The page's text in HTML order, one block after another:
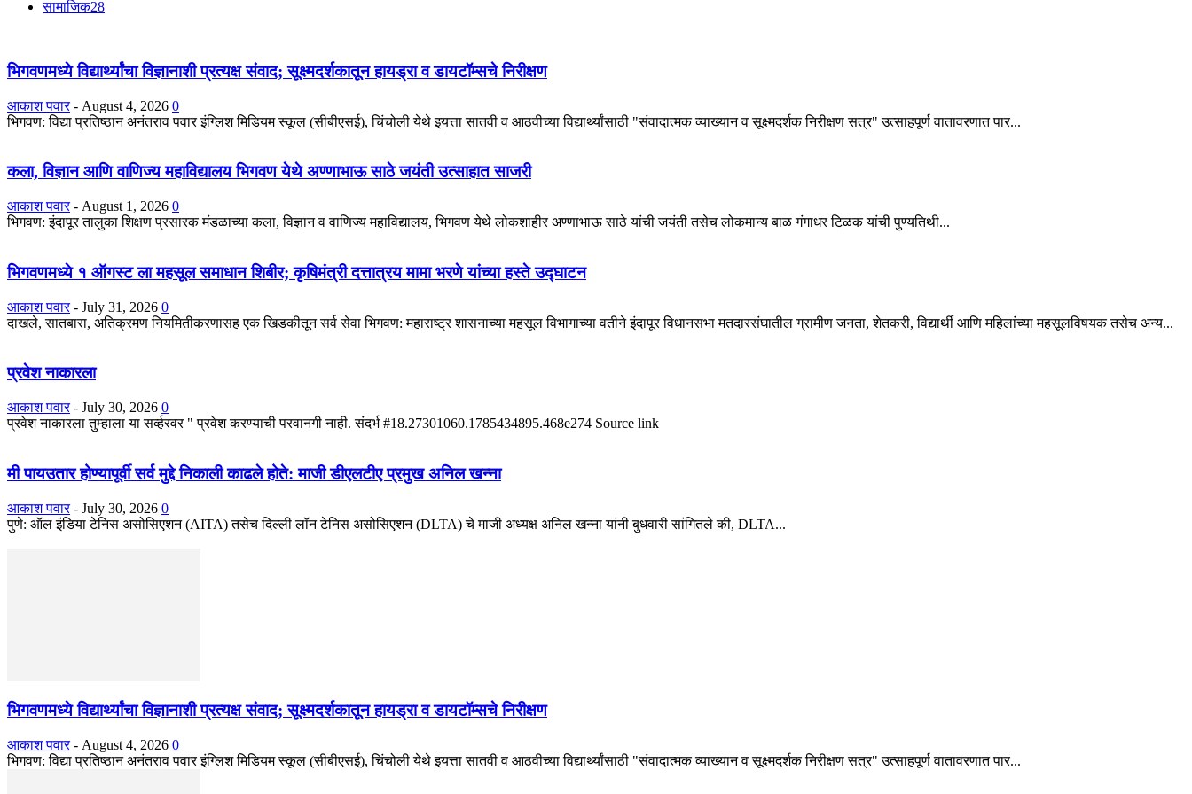
सामाजिक28
भिगवणमध्ये विद्यार्थ्यांचा विज्ञानाशी प्रत्यक्ष संवाद; सूक्ष्मदर्शकातून हायड्रा व डायटॉम्सचे निरीक्षण
आकाश पवार - August 4, 2026 0
भिगवण: विद्या प्रतिष्ठान अनंतराव पवार इंग्लिश मिडियम स्कूल (सीबीएसई), चिंचोली येथे इयत्ता सातवी व आठवीच्या विद्यार्थ्यांसाठी "संवादात्मक व्याख्यान व सूक्ष्मदर्शक निरीक्षण सत्र" उत्साहपूर्ण वातावरणात पार...
कला, विज्ञान आणि वाणिज्य महाविद्यालय भिगवण येथे अण्णाभाऊ साठे जयंती उत्साहात साजरी
आकाश पवार - August 1, 2026 0
भिगवण: इंदापूर तालुका शिक्षण प्रसारक मंडळाच्या कला, विज्ञान व वाणिज्य महाविद्यालय, भिगवण येथे लोकशाहीर अण्णाभाऊ साठे यांची जयंती तसेच लोकमान्य बाळ गंगाधर टिळक यांची पुण्यतिथी...
भिगवणमध्ये १ ऑगस्ट ला महसूल समाधान शिबीर; कृषिमंत्री दत्तात्रय मामा भरणे यांच्या हस्ते उद्घाटन
आकाश पवार - July 31, 2026 0
दाखले, सातबारा, अतिक्रमण नियमितीकरणासह एक खिडकीतून सर्व सेवा भिगवण: महाराष्ट्र शासनाच्या महसूल विभागाच्या वतीने इंदापूर विधानसभा मतदारसंघातील ग्रामीण जनता, शेतकरी, विद्यार्थी आणि महिलांच्या महसूलविषयक तसेच अन्य...
प्रवेश नाकारला
आकाश पवार - July 30, 2026 0
प्रवेश नाकारला तुम्हाला या सर्व्हरवर " प्रवेश करण्याची परवानगी नाही. संदर्भ #18.27301060.1785434895.468e274 Source link
मी पायउतार होण्यापूर्वी सर्व मुद्दे निकाली काढले होते: माजी डीएलटीए प्रमुख अनिल खन्ना
आकाश पवार - July 30, 2026 0
पुणे: ऑल इंडिया टेनिस असोसिएशन (AITA) तसेच दिल्ली लॉन टेनिस असोसिएशन (DLTA) चे माजी अध्यक्ष अनिल खन्ना यांनी बुधवारी सांगितले की, DLTA...
भिगवणमध्ये विद्यार्थ्यांचा विज्ञानाशी प्रत्यक्ष संवाद; सूक्ष्मदर्शकातून हायड्रा व डायटॉम्सचे निरीक्षण
आकाश पवार - August 4, 2026 0
भिगवण: विद्या प्रतिष्ठान अनंतराव पवार इंग्लिश मिडियम स्कूल (सीबीएसई), चिंचोली येथे इयत्ता सातवी व आठवीच्या विद्यार्थ्यांसाठी "संवादात्मक व्याख्यान व सूक्ष्मदर्शक निरीक्षण सत्र" उत्साहपूर्ण वातावरणात पार...